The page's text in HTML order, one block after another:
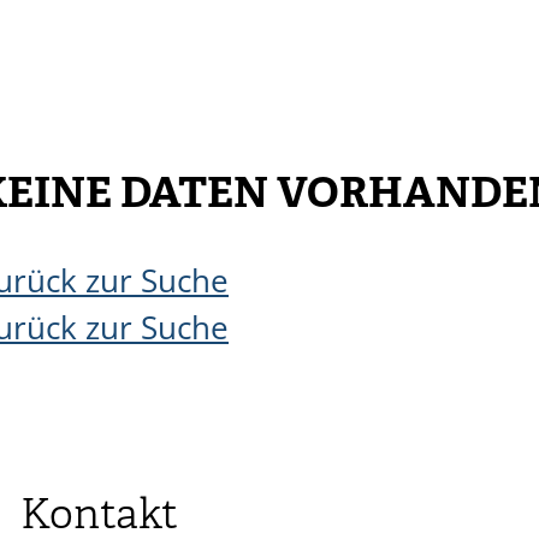
Kontakt
DATEN
zur Suche
zur Suche